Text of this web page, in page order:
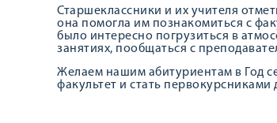
Старшеклассники и их учителя
она помогла им познакомиться с
было интересно погрузиться в
занятиях, пообщаться с
Желаем нашим абитуриентам в Год
факультет и стать